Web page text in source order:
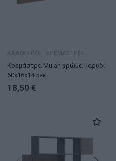
ΚΑΛΟΓΕΡΟΙ - ΚΡΕΜΑΣΤΡΕΣ
Κρεμάστρα Mulan χρώμα καρυδί
60x16x14.5εκ
18,50 €